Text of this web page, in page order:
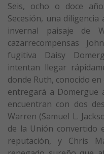
Seis, ocho o doce
Secesión, una
invernal paisaje de
cazarrecompensas
fugitiva Daisy
intentan llegar
donde Ruth, conocido
entregará a Domergue
encuentran con dos
Warren (Samuel L.
de la Unión convertido
reputación, y Chris